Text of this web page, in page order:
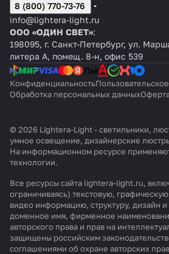
8 (800) 770-73-76
info@lightera-light.ru
ООО «ОДИН СВЕТ»:
198095, г. Санкт-Петербург, ул.
литера А, помещ. 8-н, офис 539
Конфиденциальность
Обработка персональных данных
© 2026 Lightera-Light - светильники,
умное освещение, дизайнерские
На информационном ресурсе
технологии.
Все ресурсы сайта lightera-light.ru,
ограничиваясь) текстовую,
видео информацию, структуру, дизайн
доменное имя, фирменное
авторского права и прав на
защищены российским
соглашениями об охране авторских